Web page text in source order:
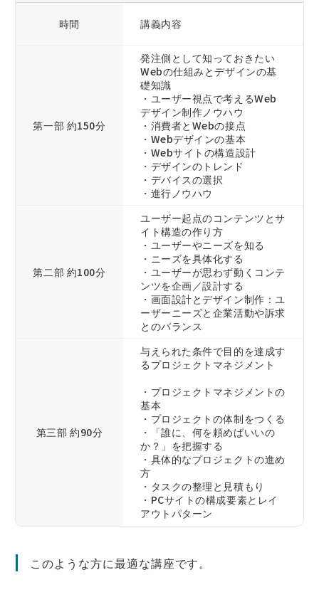
時間 講義内容
第一部 約150分
発注側として知っておきたい
Webの仕組みとデザインの基
礎知識
・ユーザー視点で考えるWeb
デザイン制作ノウハウ
・消費者とWebの接点
・Webデザインの基本
・Webサイトの構造設計
・デザインのトレンド
・デバイスの選択
・進行ノウハウ
第二部 約100分
ユーザー起点のコンテンツとサ
イト構造の作り方
・ユーザーやニーズを知る
・ニーズを具体化する
・ユーザーが思わず動くコンテ
ンツを企画／設計する
・画面設計とデザイン制作：ユ
ーザーニーズと企業活動や訴求
とのバランス
第三部 約90分
与えられた条件で目的を達成す
るプロジェクトマネジメント
・プロジェクトマネジメントの
基本
・プロジェクトの体制をつくる
・「誰に、何を頼めばいいの
か？」を把握する
・具体的なプロジェクトの進め
方
・タスクの整理と見積もり
・PCサイトの構成要素とレイ
アウトパターン
このような方に最適な講座です。